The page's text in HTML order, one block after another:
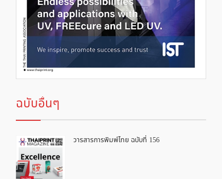
ฉบับอื่นๆ
วารสารการพิมพ์ไทย ฉบับที่ 156